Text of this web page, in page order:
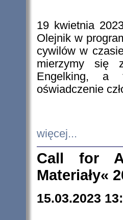
19 kwietnia
Olejnik w
cywilów w
mierzymy się
Engelking, a
oświadczenie
więcej...
Call for
Materiały«
15.03.2023